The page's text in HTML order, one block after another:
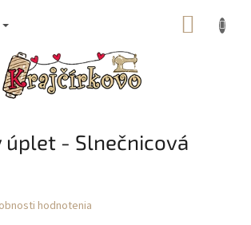
úplet - Slnečnicová
hodnotenia